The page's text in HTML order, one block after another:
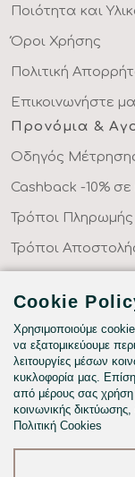
Ποιότητα και
Όροι Χρήσης
Πολιτική
Επικοινωνήστε
Προνόμια &
Οδηγός
Cashback -10%
Τρόποι Πληρωμής
Τρόποι
Συχνές
Κατηγορίες
ΣΕΝΤΟΝΙΑ ΣΤΑ
ΥΦΑΣΜΑΤΑ ΜΕ
ΥΠΝΟΔΩΜΑΤΙΟ
HOTEL & BNB
Cookie
Χρησιμοποιούμε
να εξατομικεύουμε
λειτουργίες μέσων
κυκλοφορία μας.
από μέρους σας χρήση
κοινωνικής
Πολιτική Cookies